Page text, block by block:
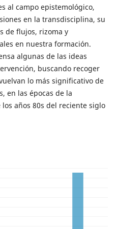
al campo epistemológico,
en la transdisciplina, su
de flujos, rizoma y
en nuestra formación.
algunas de las ideas
buscando recoger
lo más significativo de
en las épocas de la
años 80s del reciente siglo